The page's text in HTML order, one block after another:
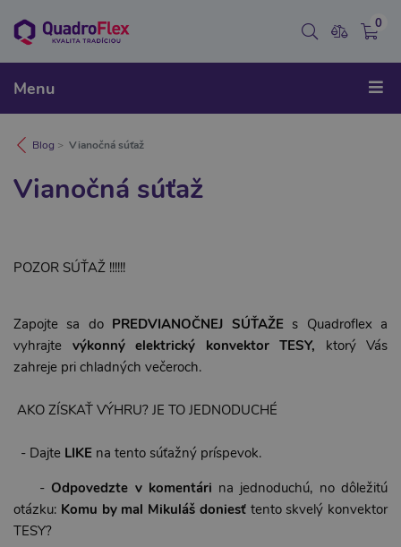
Menu
0
Blog Vianočná súťaž
Vianočná súťaž
POZOR SÚŤAŽ !!!!!!
Zapojte sa do PREDVIANOČNEJ SÚŤAŽEs Quadroflex a
vyhrajte výkonný elektrický konvektor TESY, ktorý Vás
zahreje pri chladných večeroch.
AKO ZÍSKAŤ VÝHRU? JE TO JEDNODUCHÉ
- Dajte LIKE na tento súťažný príspevok.
- Odpovedzte v komentári na jednoduchú, no dôležitú
otázku: Komu by mal Mikuláš doniesťtento skvelý konvektor
TESY?